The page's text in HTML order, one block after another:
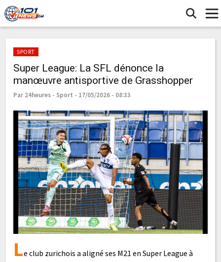
SPORT
Super League: La SFL dénonce la
manœuvre antisportive de Grasshopper
Par 24heures - Sport - 17/05/2026 - 08:33
Le club zurichois a aligné ses M21 en Super League à